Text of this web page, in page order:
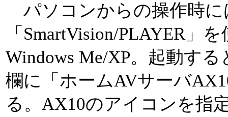
パソコンからの操作時に
「SmartVision/PLAYER」
Windows Me/XP。起動す
欄に「ホームAVサーバ
る。AX10のアイコンを指